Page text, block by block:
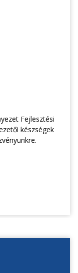
Fejlesztési
készségek